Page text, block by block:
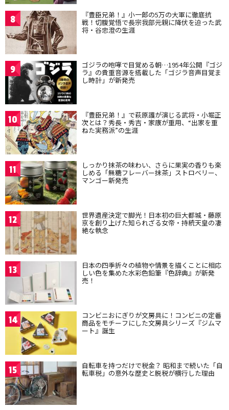
8 『豊臣兄弟！』小一郎の5万の大軍に徹底抗
戦！切腹覚悟で長宗我部元親に降伏を迫った武
将・谷忠澄の生涯
9 ゴジラの咆哮で目覚める朝…1954年公開『ゴジ
ラ』の貴重音源を搭載した「ゴジラ音声目覚ま
し時計」が新発売
10 『豊臣兄弟！』で萩原護が演じる武将・小堀正
次とは？秀長・秀吉・家康が重用、“出家を重
ねた実務派”の生涯
11 しっかり抹茶の味わい、さらに果実の香りも楽
しめる「無糖フレーバー抹茶」ストロベリー、
マンゴー新発売
12 世界遺産決定で脚光！日本初の巨大都城・藤原
京を創り上げた知られざる女帝・持統天皇の凄
絶な執念
13 日本の四季折々の植物や情景を描くことに相応
しい色を集めた水彩色鉛筆『色辞典』が新発
売！
14 コンビニおにぎりが文房具に！コンビニの定番
商品をモチーフにした文房具シリーズ『ジムマ
ート』誕生
15 自転車を持つだけで税金？ 昭和まで続いた「自
転車税」の意外な歴史と脱税が横行した理由